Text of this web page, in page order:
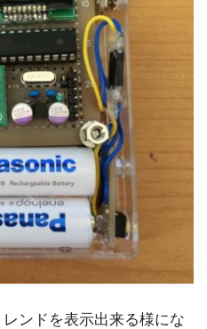
ンドを表示出来る様にな